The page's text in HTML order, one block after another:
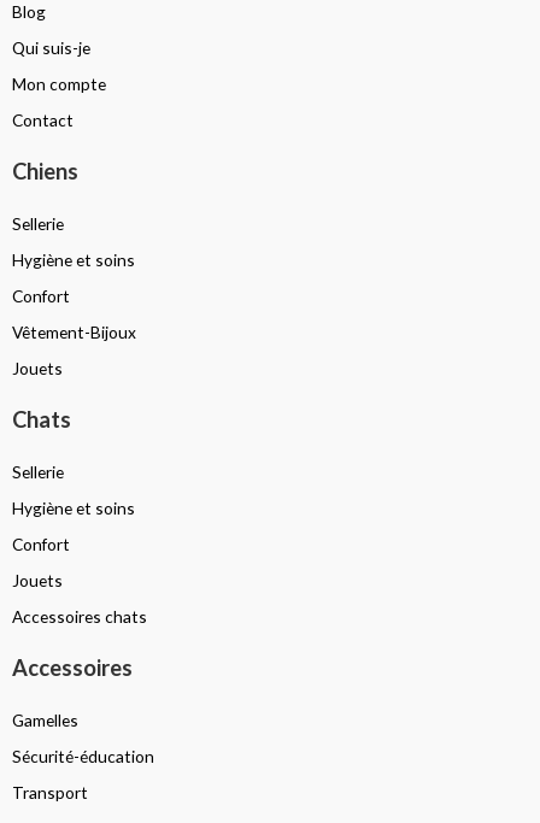
Blog
Qui suis-je
Mon compte
Contact
Chiens
Sellerie
Hygiène et soins
Confort
Vêtement-Bijoux
Jouets
Chats
Sellerie
Hygiène et soins
Confort
Jouets
Accessoires chats
Accessoires
Gamelles
Sécurité-éducation
Transport